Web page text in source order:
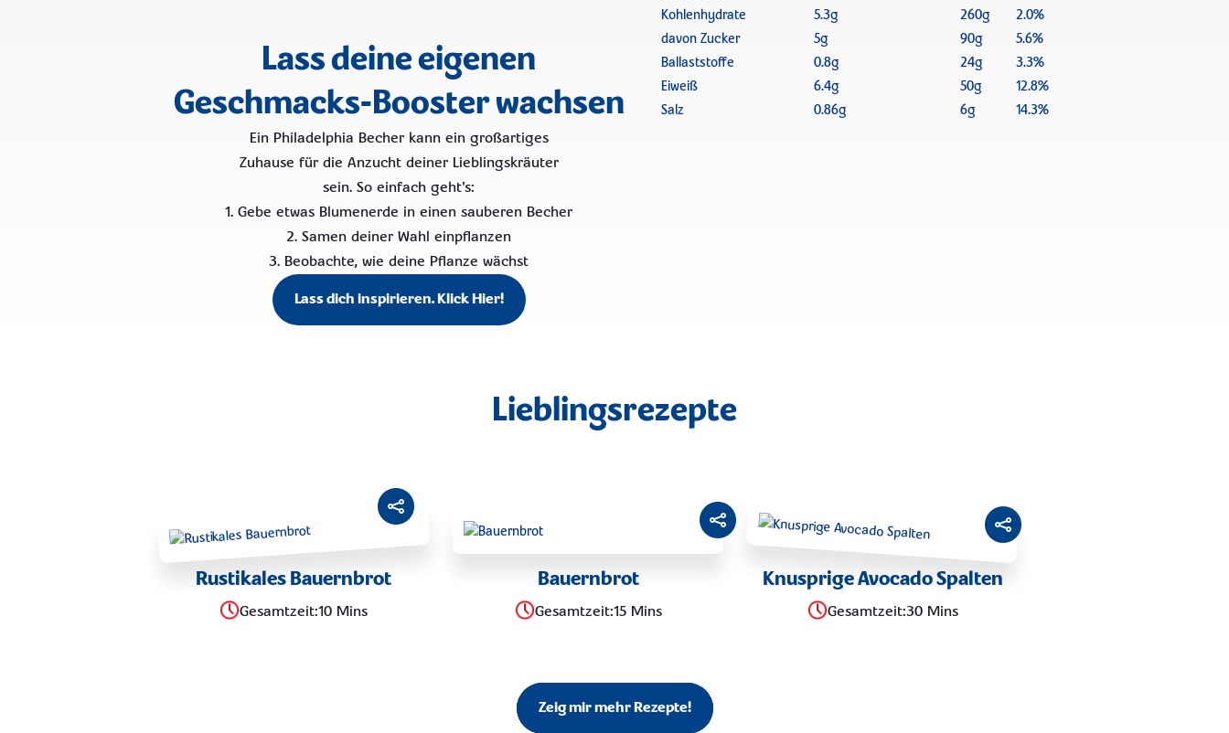
Lass deine eigenen
Geschmacks-Booster wachsen
Ein Philadelphia Becher kann ein großartiges
Zuhause für die Anzucht deiner Lieblingskräuter
sein. So einfach geht's:
1. Gebe etwas Blumenerde in einen sauberen Becher
2. Samen deiner Wahl einpflanzen
3. Beobachte, wie deine Pflanze wächst
Lass dich inspirieren. Klick Hier!
Kohlenhydrate 5.3g 260g
2.0%
davon Zucker
5g 90g
5.6%
Ballaststoffe
0.8g 24g
3.3%
Eiweiß
6.4g 50g
12.8%
Salz
0.86g 6g 14.3%
Lieblingsrezepte
Rustikales Bauernbrot
Gesamtzeit:10 Mins
Bauernbrot
Gesamtzeit:15 Mins
Knusprige Avocado Spalten
Gesamtzeit:30 Mins
Zeig mir mehr Rezepte!